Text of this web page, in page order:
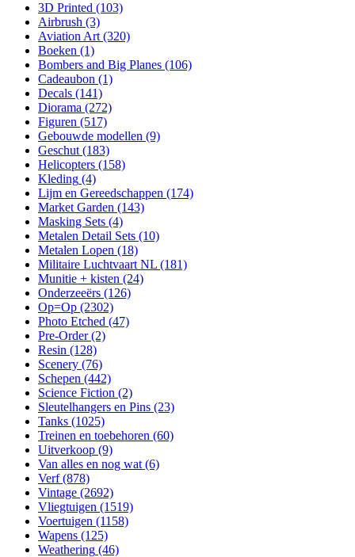
3D Printed (103)
Airbrush (3)
Aviation Art (320)
Boeken (1)
Bombers and Big Planes (106)
Cadeaubon (1)
Decals (141)
Diorama (272)
Figuren (517)
Gebouwde modellen (9)
Geschut (183)
Helicopters (158)
Kleding (4)
Lijm en Gereedschappen (174)
Market Garden (143)
Masking Sets (4)
Metalen Detail Sets (10)
Metalen Lopen (18)
Militaire Luchtvaart NL (181)
Munitie + kisten (24)
Onderzeeërs (126)
Op=Op (2302)
Photo Etched (47)
Pre-Order (2)
Resin (128)
Scenery (76)
Schepen (442)
Science Fiction (2)
Sleutelhangers en Pins (23)
Tanks (1025)
Treinen en toebehoren (60)
Uitverkoop (9)
Van alles en nog wat (6)
Verf (878)
Vintage (2692)
Vliegtuigen (1519)
Voertuigen (1158)
Wapens (125)
Weathering (46)